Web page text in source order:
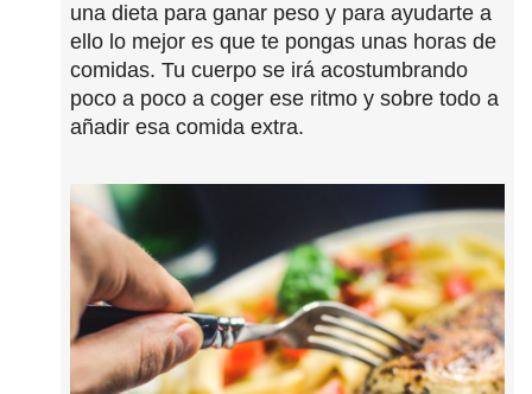
una dieta para ganar peso y para ayudarte a
ello lo mejor es que te pongas unas horas de
comidas. Tu cuerpo se irá acostumbrando
poco a poco a coger ese ritmo y sobre todo a
añadir esa comida extra.